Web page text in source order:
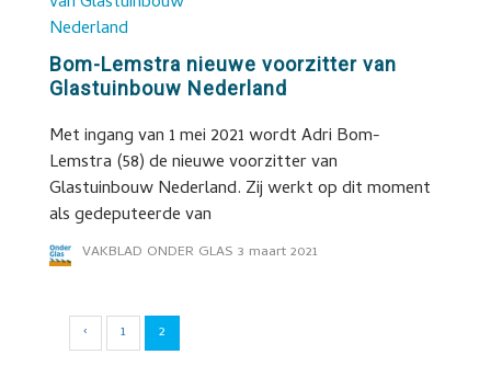
Bom-Lemstra nieuwe voorzitter van
Glastuinbouw Nederland
Met ingang van 1 mei 2021 wordt Adri Bom-
Lemstra (58) de nieuwe voorzitter van
Glastuinbouw Nederland. Zij werkt op dit moment
als gedeputeerde van
VAKBLAD ONDER GLAS 3 maart 2021
‹ 1 2